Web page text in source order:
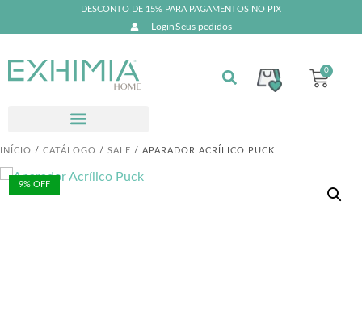
DESCONTO DE 15% PARA PAGAMENTOS NO PIX
LoginSeus pedidos
0
INÍCIO / CATÁLOGO / SALE / APARADOR ACRÍLICO PUCK
9% OFF